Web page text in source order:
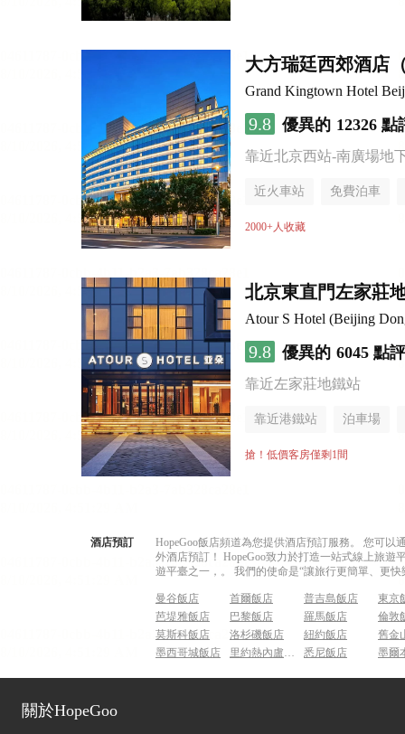
大方瑞廷西郊酒店
Grand Kingtown Hotel
9.8 優異的 12326 點
靠近北京西站-南廣場地
近火車站 免費泊車
2000+人收藏
北京東直門左家莊
Atour S Hotel (Beijing
9.8 優異的 6045 點評
靠近左家莊地鐵站
靠近港鐵站 泊車場
搶！低價客房僅剩1間
酒店預訂
HopeGoo飯店頻道為您提供酒店預訂服務。 您可
外酒店預訂！ HopeGoo致力於打造一站式線上旅
遊平臺之一，。 我們的使命是“讓旅行更簡單、更
曼谷飯店 首爾飯店 普吉島飯店
東京
芭堤雅飯店
巴黎飯店 羅馬飯店
倫敦
莫斯科飯店
洛杉磯飯店 紐約飯店
舊金
墨西哥城飯店
里約熱內盧飯店 悉尼飯店 墨爾
關於HopeGoo